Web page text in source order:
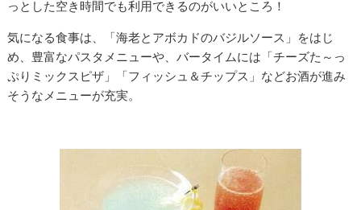
っとした空き時間でも利用できるのがいいところ！
気になる食事は、「海老とアボカドのバジルソース」をはじ
め、豊富なパスタメニューや、バータイムには「チーズた～っ
ぷりミックスピザ」「フィッシュ＆チップス」などお酒が進み
そうなメニューが充実。